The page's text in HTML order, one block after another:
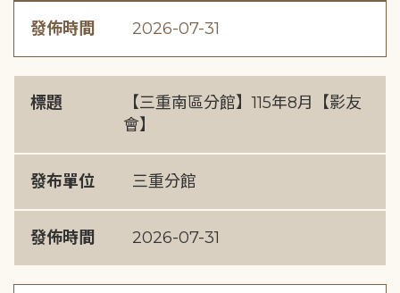
發佈時間 2026-07-31
標題
【三重南區分館】115年8月【影友
會】
發布單位 三重分館
發佈時間 2026-07-31